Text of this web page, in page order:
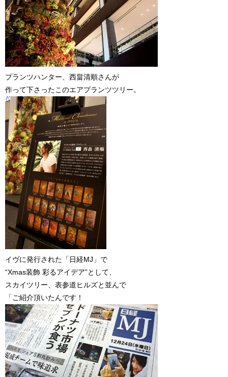
プランツハンター、西畠清順さんが
作って下さったこのエアプランツツリー。
イヴに発行された「日経MJ」で
“Xmas装飾 彩るアイデア”として、
スカイツリー、表参道ヒルズと並んで
「ご紹介頂いたんです！